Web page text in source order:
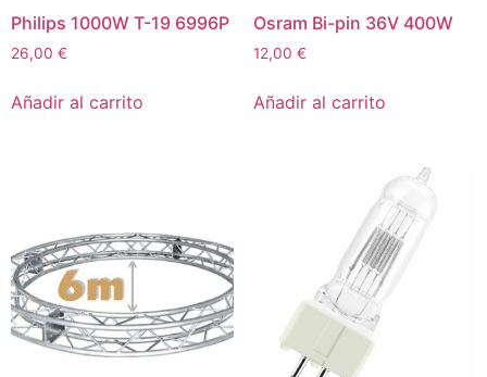
Philips 1000W T-19 6996P
26,00 €
Añadir al carrito
Osram Bi-pin 36V 400W
12,00 €
Añadir al carrito